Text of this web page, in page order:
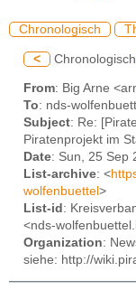
Chronologisch
< Chronologisch
From: Big Arne
To: nds-
Subject: Re:
Piratenprojekt im
Date: Sun, 25 Sep
List-archive: <
wolfenbuettel >
List-id :
<nds-
Organization:
siehe: http://